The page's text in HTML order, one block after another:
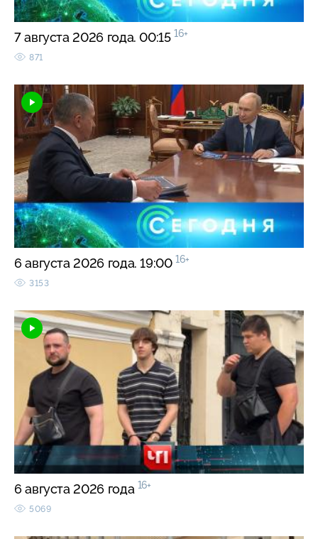
7 августа 2026 года. 00:15 16+
871
6 августа 2026 года. 19:00 16+
3153
6 августа 2026 года 16+
5069